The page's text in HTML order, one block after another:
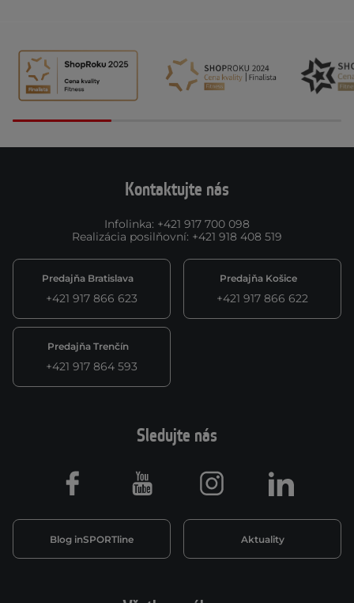
Kontaktujte nás
Infolinka: +421 917 700 098
Realizácia posilňovní: +421 918 408 519
Predajňa Bratislava
+421 917 866 623
Predajňa Košice
+421 917 866 622
Predajňa Trenčín
+421 917 864 593
Sledujte nás
Blog inSPORTline Aktuality
Facebook Youtube Instagram LinkedIn